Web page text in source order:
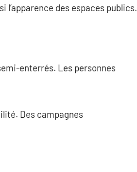
des espaces publics.
enterrés. Les personnes
Des campagnes